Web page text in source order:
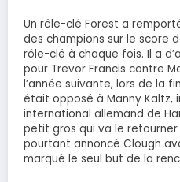
Un rôle-clé Forest a
des champions sur le score
rôle-clé à chaque fois. Il a
pour Trevor Francis contre
l’année suivante, lors de la
était opposé à Manny Kaltz,
international allemand de
petit gros qui va le retourner
pourtant annoncé Clough
marqué le seul but de la